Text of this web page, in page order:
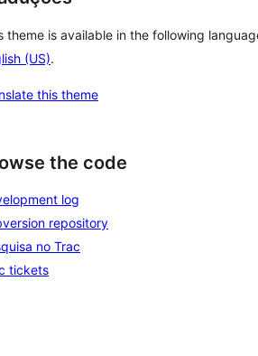
theme is available in the following
(US).
this theme
the code
log
repository
no Trac
tickets